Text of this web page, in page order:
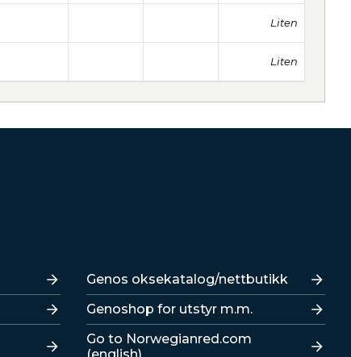
Liten
Liten
Lenker
Genos oksekatalog/nettbutikk
Genoshop for utstyr m.m.
Go to Norwegianred.com
(english)